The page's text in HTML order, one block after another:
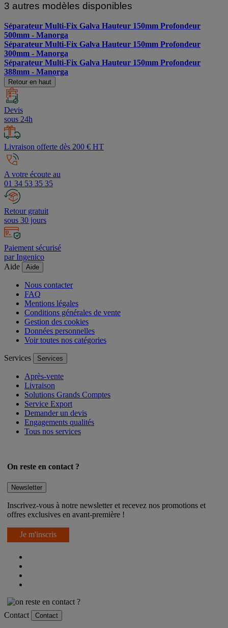
3 autres modèles disponibles
Séparateur Multi-Fix Galva Hauteur 150mm Profondeur
500mm - Manorga
Séparateur Multi-Fix Galva Hauteur 150mm Profondeur
300mm - Manorga
Séparateur Multi-Fix Galva Hauteur 150mm Profondeur
388mm - Manorga
Retour en haut
Devis
sous 24h
Livraison offerte dès 200 € HT
A votre écoute au
01 34 53 35 35
Retour gratuit
sous 30 jours
Paiement sécurisé
par Ingenico
Aide
Aide
Nous contacter
FAQ
Mentions légales
Conditions générales de vente
Gestion des cookies
Données personnelles
Voir toutes nos catégories
Services Services
Après-vente
Livraison
Solutions Grands Comptes
Service Export
Demander un devis
Engagements qualités
Tous nos services
On reste en contact ?
Newsletter
Inscrivez-vous à notre newsletter et recevez nos promotions et
offres exclusives en avant-première !
Je m'inscris
Contact Contact